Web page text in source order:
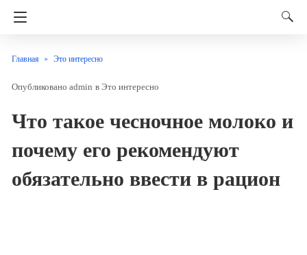
Главная Это интересно
admin в Это интересно
Что такое чесночное молоко и
почему его рекомендуют
обязательно ввести в рацион